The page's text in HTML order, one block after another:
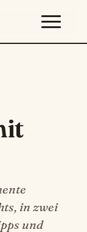
in zwei
und